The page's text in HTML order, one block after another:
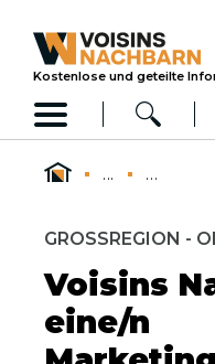
Kostenlose und geteilte
... ...
GROSSREGION -
Voisins
eine/n